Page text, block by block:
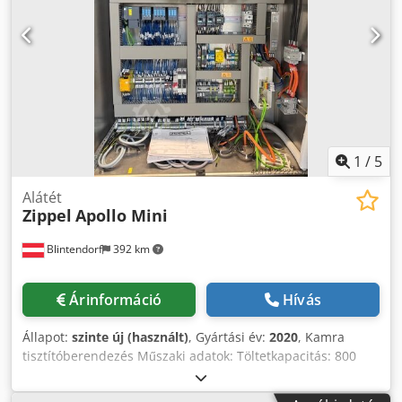
Dwsdpfxeyzfp Hs Actoa Szükség esetén a rakodás, szállítás
szervezésében is segítünk.
1 / 5
Blintendorf 392 km
Alátét
Zippel Apollo Mini
Árinformáció Hívás
Állapot: szinte új (használt), Gyártási év: 2020, Kamra
tisztítóberendezés Műszaki adatok: Töltetkapacitás: 800
liter Dedpfxszhmp Sj Actjwa Fűtési teljesítmény: 54 kW
Kosár max. teherbírása: 250 kg Kosárméret: Mélység 651 x